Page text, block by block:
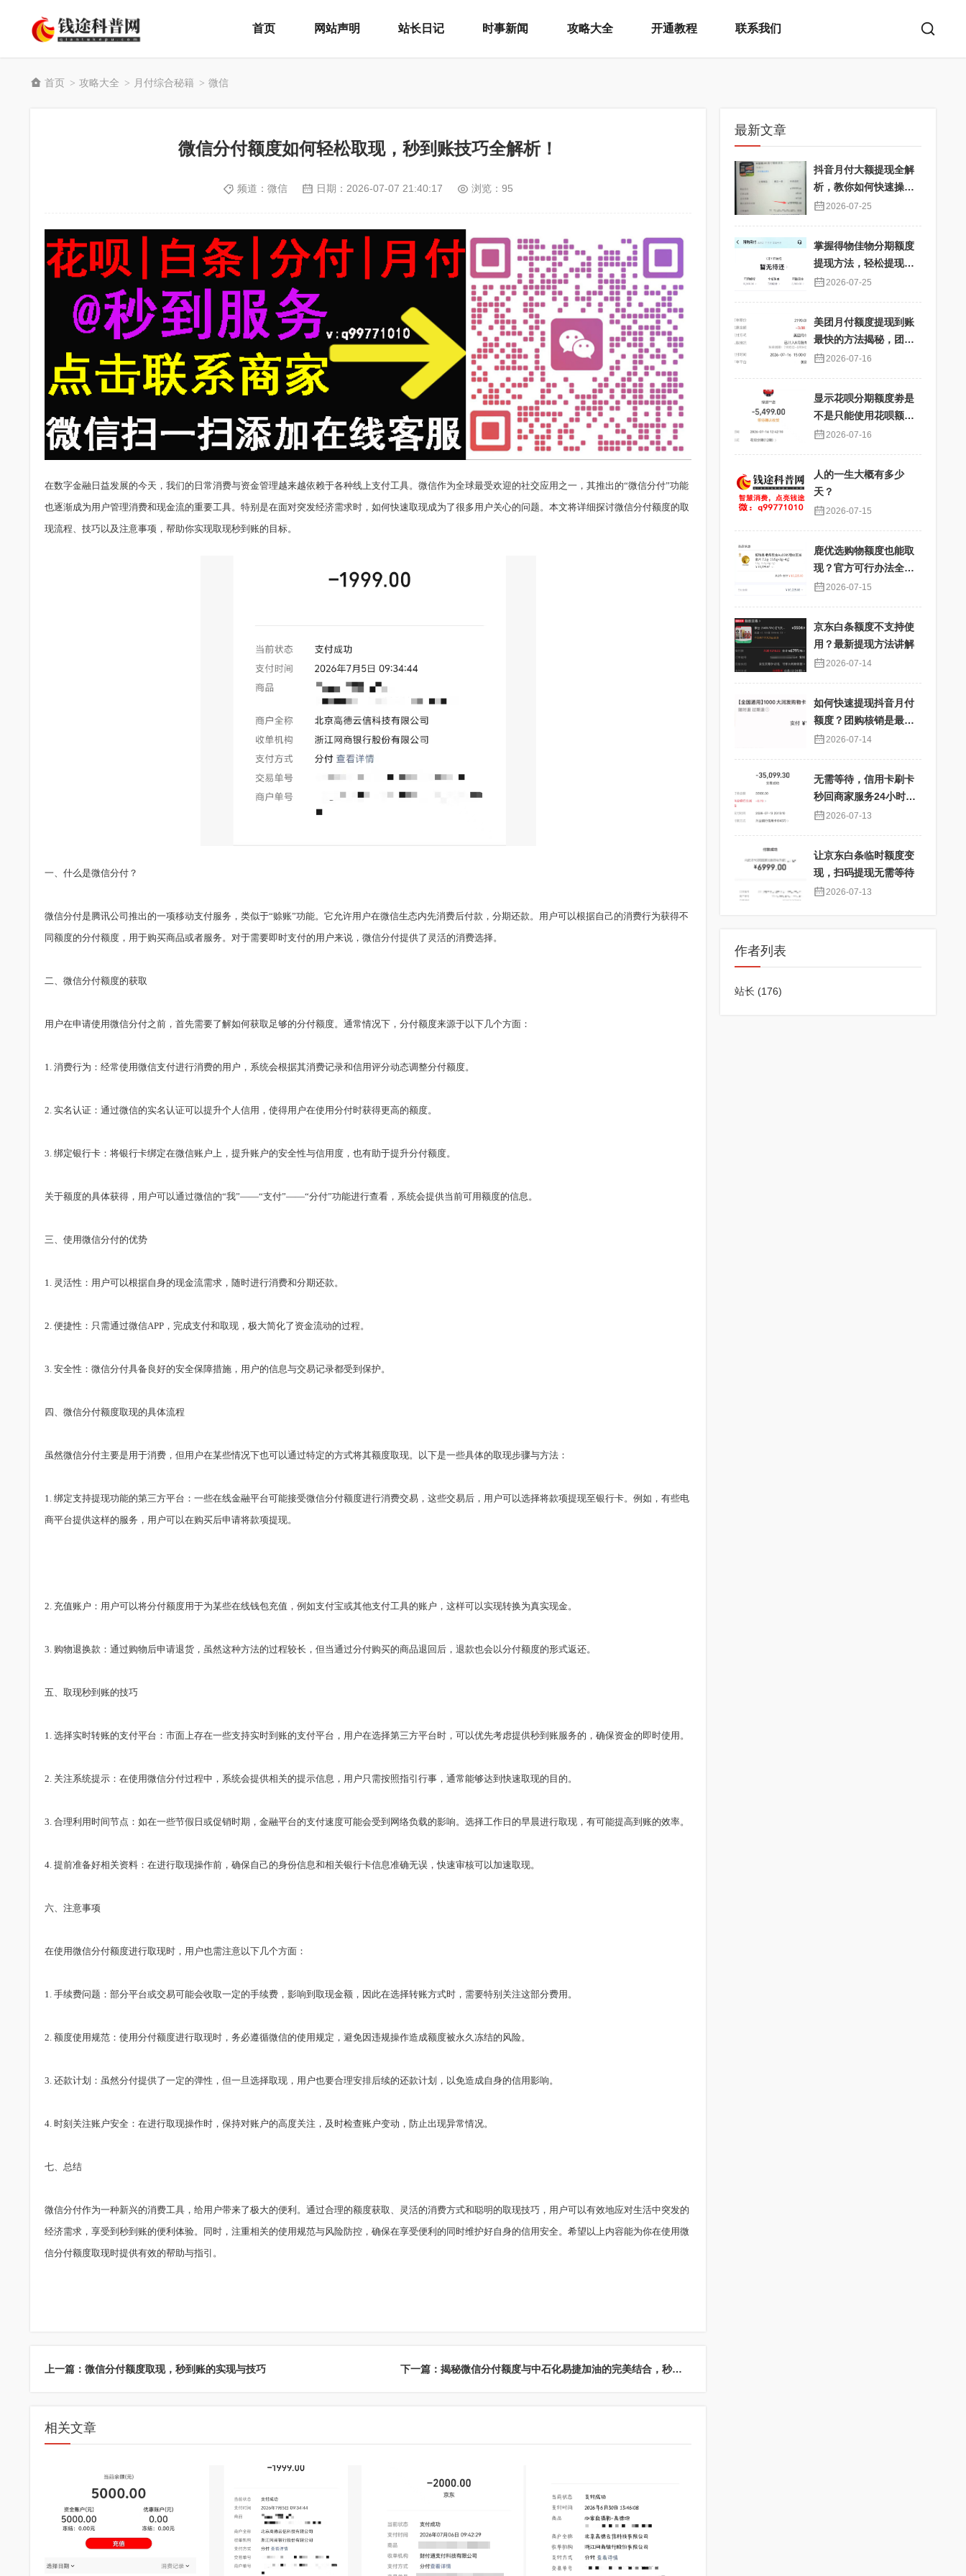
首页 网站声明 站长日记 时事新闻 攻略大全 开通教程 联系我们
首页 > 攻略大全 > 月付综合秘籍 > 微信
微信分付额度如何轻松取现，秒到账技巧全解析！
频道： 微信 日期： 2026-07-07 21:40:17 浏览：95
在数字金融日益发展的今天，我们的日常消费与资金管理越来越依赖于各种线上支付工具。微信作为全球最受欢迎的社交应用之一，其推出的“微信分付”功能
也逐渐成为用户管理消费和现金流的重要工具。特别是在面对突发经济需求时，如何快速取现成为了很多用户关心的问题。本文将详细探讨微信分付额度的取
现流程、技巧以及注意事项，帮助你实现取现秒到账的目标。
一、什么是微信分付？
微信分付是腾讯公司推出的一项移动支付服务，类似于“赊账”功能。它允许用户在微信生态内先消费后付款，分期还款。用户可以根据自己的消费行为获得不
同额度的分付额度，用于购买商品或者服务。对于需要即时支付的用户来说，微信分付提供了灵活的消费选择。
二、微信分付额度的获取
用户在申请使用微信分付之前，首先需要了解如何获取足够的分付额度。通常情况下，分付额度来源于以下几个方面：
1. 消费行为：经常使用微信支付进行消费的用户，系统会根据其消费记录和信用评分动态调整分付额度。
2. 实名认证：通过微信的实名认证可以提升个人信用，使得用户在使用分付时获得更高的额度。
3. 绑定银行卡：将银行卡绑定在微信账户上，提升账户的安全性与信用度，也有助于提升分付额度。
关于额度的具体获得，用户可以通过微信的“我”——“支付”——“分付”功能进行查看，系统会提供当前可用额度的信息。
三、使用微信分付的优势
1. 灵活性：用户可以根据自身的现金流需求，随时进行消费和分期还款。
2. 便捷性：只需通过微信APP，完成支付和取现，极大简化了资金流动的过程。
3. 安全性：微信分付具备良好的安全保障措施，用户的信息与交易记录都受到保护。
四、微信分付额度取现的具体流程
虽然微信分付主要是用于消费，但用户在某些情况下也可以通过特定的方式将其额度取现。以下是一些具体的取现步骤与方法：
1. 绑定支持提现功能的第三方平台：一些在线金融平台可能接受微信分付额度进行消费交易，这些交易后，用户可以选择将款项提现至银行卡。例如，有些电
商平台提供这样的服务，用户可以在购买后申请将款项提现。
2. 充值账户：用户可以将分付额度用于为某些在线钱包充值，例如支付宝或其他支付工具的账户，这样可以实现转换为真实现金。
3. 购物退换款：通过购物后申请退货，虽然这种方法的过程较长，但当通过分付购买的商品退回后，退款也会以分付额度的形式返还。
五、取现秒到账的技巧
1. 选择实时转账的支付平台：市面上存在一些支持实时到账的支付平台，用户在选择第三方平台时，可以优先考虑提供秒到账服务的，确保资金的即时使用。
2. 关注系统提示：在使用微信分付过程中，系统会提供相关的提示信息，用户只需按照指引行事，通常能够达到快速取现的目的。
3. 合理利用时间节点：如在一些节假日或促销时期，金融平台的支付速度可能会受到网络负载的影响。选择工作日的早晨进行取现，有可能提高到账的效率。
4. 提前准备好相关资料：在进行取现操作前，确保自己的身份信息和相关银行卡信息准确无误，快速审核可以加速取现。
六、注意事项
在使用微信分付额度进行取现时，用户也需注意以下几个方面：
1. 手续费问题：部分平台或交易可能会收取一定的手续费，影响到取现金额，因此在选择转账方式时，需要特别关注这部分费用。
2. 额度使用规范：使用分付额度进行取现时，务必遵循微信的使用规定，避免因违规操作造成额度被永久冻结的风险。
3. 还款计划：虽然分付提供了一定的弹性，但一旦选择取现，用户也要合理安排后续的还款计划，以免造成自身的信用影响。
4. 时刻关注账户安全：在进行取现操作时，保持对账户的高度关注，及时检查账户变动，防止出现异常情况。
七、总结
微信分付作为一种新兴的消费工具，给用户带来了极大的便利。通过合理的额度获取、灵活的消费方式和聪明的取现技巧，用户可以有效地应对生活中突发的
经济需求，享受到秒到账的便利体验。同时，注重相关的使用规范与风险防控，确保在享受便利的同时维护好自身的信用安全。希望以上内容能为你在使用微
信分付额度取现时提供有效的帮助与指引。
上一篇：微信分付额度取现，秒到账的实现与技巧 下一篇：揭秘微信分付额度与中石化易捷加油的完美结合，秒提现让你掌控财务自由！
相关文章
最新文章
抖音月付大额提现全解
析，教你如何快速操
作！2026-07-25
掌握得物佳物分期额度
提现方法，轻松提现秒
到不再难
2026-07-25
美团月付额度提现到账
最快的方法揭秘，团购
核销提现秒到账
2026-07-16
显示花呗分期额度劵是
不是只能使用花呗额度
分期才能使用？提现过
2026-07-16
人的一生大概有多少
天？
2026-07-15
鹿优选购物额度也能取
现？官方可行办法全解
析 2026-07-15
京东白条额度不支持使
用？最新提现方法讲解
2026-07-14
如何快速提现抖音月付
额度？团购核销是最佳
选择！
2026-07-14
无需等待，信用卡刷卡
秒回商家服务24小时在
线 2026-07-13
让京东白条临时额度变
现，扫码提现无需等待
2026-07-13
作者列表
站长 (176)